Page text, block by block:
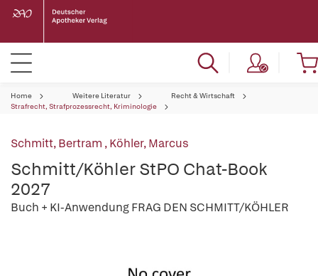
Home Weitere Literatur
Recht & Wirtschaft
Strafrecht, Strafprozessrecht, Kriminologie
Schmitt, Bertram ,Köhler, Marcus
Schmitt/Köhler StPO Chat-Book
2027
Buch + KI-Anwendung FRAG DEN SCHMITT/KÖHLER